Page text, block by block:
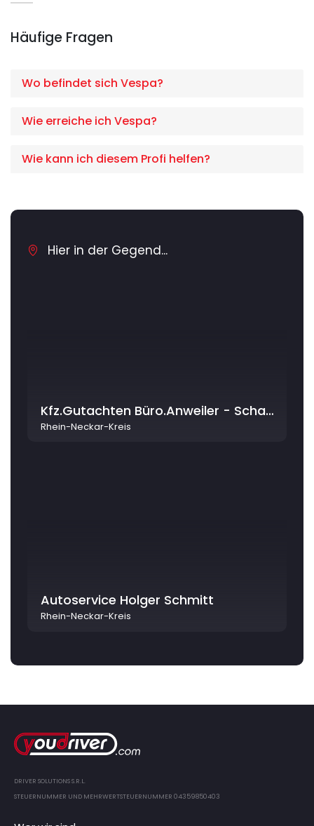
Häufige Fragen
Wo befindet sich Vespa?
Wie erreiche ich Vespa?
Wie kann ich diesem Profi helfen?
Hier in der Gegend...
Kfz.Gutachten Büro.Anweiler - Schadengutachten - Unfallgutachten - Oldtimergutachten - Kurzbewertung
Rhein-Neckar-Kreis
Autoservice Holger Schmitt
Rhein-Neckar-Kreis
DRIVER SOLUTIONS S.R.L.
STEUERNUMMER UND MEHRWERTSTEUERNUMMER 04359850403